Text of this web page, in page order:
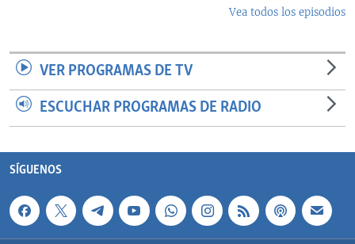
Vea todos los episodios
VER PROGRAMAS DE TV
ESCUCHAR PROGRAMAS DE RADIO
SÍGUENOS